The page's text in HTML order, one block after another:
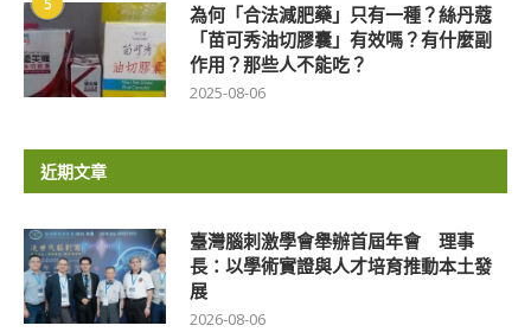
5
為何「合法減肥藥」只有一種？絲丹蔻
「苗可秀油切膠囊」有效嗎？有什麼副
作用？那些人不能吃？
2025-08-06
近期文章
臺灣腦刺激學會舉辦首屆年會 理事
長：以學術實證與人才培育推動本土發
展
2026-08-06